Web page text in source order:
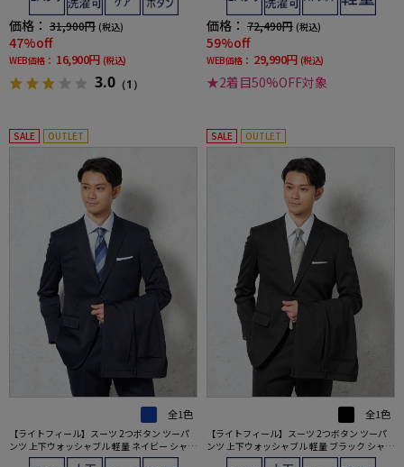
価格： 31,900円 (税込)
47%off
WEB価格： 16,900円 (税込)
3.0 （1）
価格： 72,490円 (税込)
59%off
WEB価格： 29,990円 (税込)
★2着目50%OFF対象
SALE OUTLET
全1色
【ライトフィール】スーツ 2つボタン ツーパ
ンツ 上下ウォッシャブル 軽量 ネイビー シャド
ウストライプ TANITA-タニタ- 春夏
SALE OUTLET
全1色
【ライトフィール】スーツ 2つボタン ツーパ
ンツ 上下ウォッシャブル 軽量 ブラック シャド
ウストライプ TANITA-タニタ- 春夏